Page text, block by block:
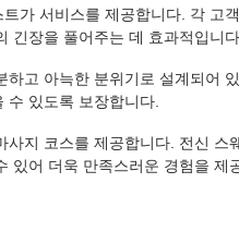
가 서비스를 제공합니다. 각 고
긴장을 풀어주는 데 효과적입니다.
고 아늑한 분위기로 설계되어
수 있도록 보장합니다.
지 코스를 제공합니다. 전신 스
있어 더욱 만족스러운 경험을 제